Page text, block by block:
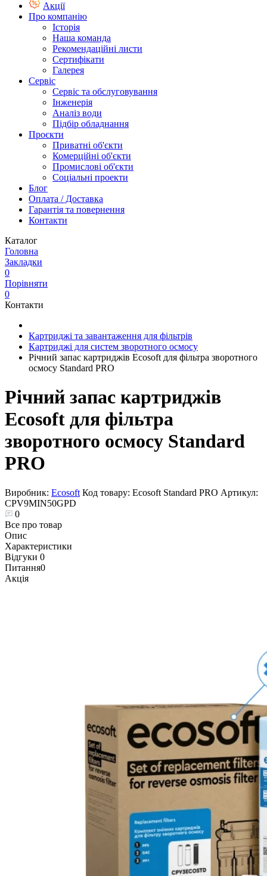
Акції
Про компанію
Історія
Наша команда
Рекомендаційні листи
Сертифікати
Галерея
Сервіс
Сервіс та обслуговування
Інженерія
Аналіз води
Підбір обладнання
Проєкти
Приватні об'єкти
Комерційні об'єкти
Промислові об'єкти
Соціальні проекти
Блог
Оплата / Доставка
Гарантія та повернення
Контакти
Каталог
Головна
Закладки
0
Порівняти
0
Контакти
Картриджі та завантаження для фільтрів
Картриджі для систем зворотного осмосу
Річний запас картриджів Ecosoft для фільтра зворотного
осмосу Standard PRO
Річний запас картриджів
Ecosoft для фільтра
зворотного осмосу Standard
PRO
Виробник: Ecosoft Код товару: Ecosoft Standard PRO Артикул:
CPV9MIN50GPD
0
Все про товар
Опис
Характеристики
Відгуки 0
Питання0
Акція